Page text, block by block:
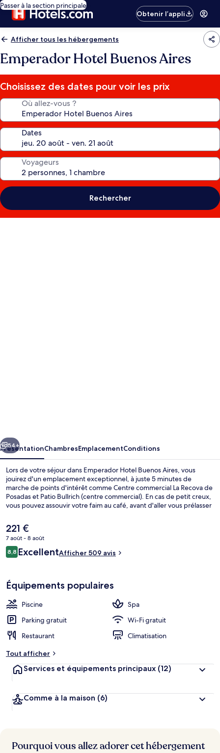
Passer à la section principale
Obtenir l’appli
Afficher tous les hébergements
Emperador Hotel Buenos Aires
Choisissez des dates pour voir les prix
Où allez-vous ?
Dates
Voyageurs
Rechercher
Massages aux pierres chaudes,
Suivant
54+
PrésentationChambresEmplacementConditions
Lors de votre séjour dans Emperador Hotel Buenos Aires, vous
jouirez d'un emplacement exceptionnel, à juste 5 minutes de
marche de points d'intérêt comme Centre commercial La Recova de
Posadas et Patio Bullrich (centre commercial). En cas de petit creux,
vous pouvez assouvir votre faim au café, avant d'aller vous prélasser
de réflexologie. Cet hôtel de luxe abrite en outre une piscine
couverte, un bar / salon et une salle de fitness. Les autres voyageurs
adorent le personnel attentionné. Les transports publics se situent à
une courte distance à pied : Station San Martin est à 9 min et Station
Retiro San Martín, à 11 min.
Le
prix
actuel
est
221 €
7 août - 8 août
Avis
voyageurs
8,88,8 sur 10
ExcellentAfficher 509 avis
Équipements populaires
Piscine
Spa
Parking gratuit
Wi-Fi gratuit
Restaurant
Climatisation
Tout afficher
Services et équipements principaux (12)
Comme à la maison (6)
Pourquoi vous allez adorer cet hébergement